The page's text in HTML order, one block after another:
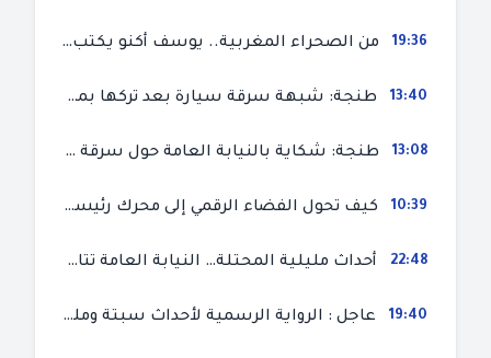
19:36 من الصحراء المغربية.. يوسف أكنو يكتب عن أزمة سبتة المحتلة ويؤكد ان الهجرة السرية ليست حلا وبناء الوطن هو الخيار الأفضل
13:40 طنجة: شبهة سرقة سيارة بعد تركها بمحل ميكانيك للإصلاح
13:08 طنجة: شكاية بالنيابة العامة حول سرقة سيارة تركها صاحبها بمحل ميكانيك للإصلاح
10:39 كيف تحول الفضاء الرقمي إلى محرك رئيسي لأحداث الهجرة في سبتة؟
22:48 أحداث مليلية المحتلة… النيابة العامة تتابع 50 متورطا في محاولة اقتحام السياح الحدودي بتهم ثقيلة
19:40 عاجل : الرواية الرسمية لأحداث سبتة ومليلية المحتلتين (وزارة الداخلية)